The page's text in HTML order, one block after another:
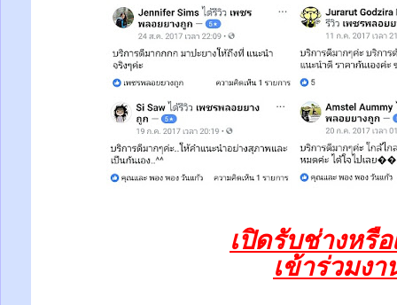
เปิดรับช่างหรื
เข้าร่วมง